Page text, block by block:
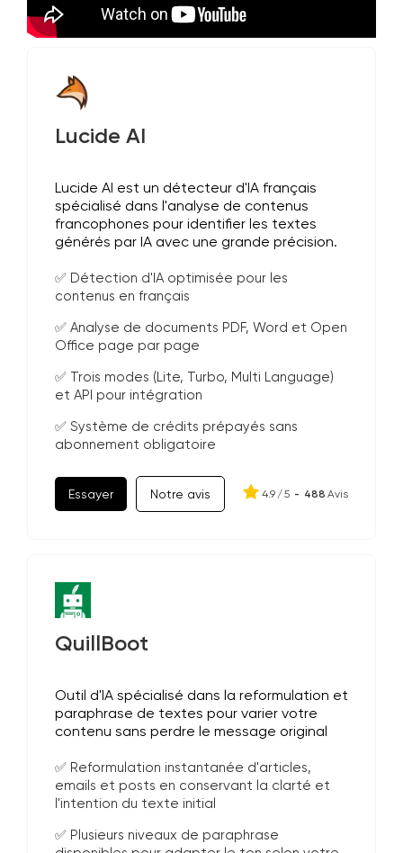
Lucide AI
Lucide AI est un détecteur d'IA français
spécialisé dans l'analyse de contenus
francophones pour identifier les textes
générés par IA avec une grande précision.
✅ Détection d'IA optimisée pour les
contenus en français
✅ Analyse de documents PDF, Word et Open
Office page par page
✅ Trois modes (Lite, Turbo, Multi Language)
et API pour intégration
✅ Système de crédits prépayés sans
abonnement obligatoire
Essayer Notre avis 4.9 /5 - 488 Avis
QuillBoot
Outil d'IA spécialisé dans la reformulation et
paraphrase de textes pour varier votre
contenu sans perdre le message original
✅ Reformulation instantanée d'articles,
emails et posts en conservant la clarté et
l'intention du texte initial
✅ Plusieurs niveaux de paraphrase